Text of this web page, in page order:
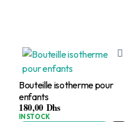
Bouteille isotherme pour
enfants
180,00 Dhs
IN STOCK